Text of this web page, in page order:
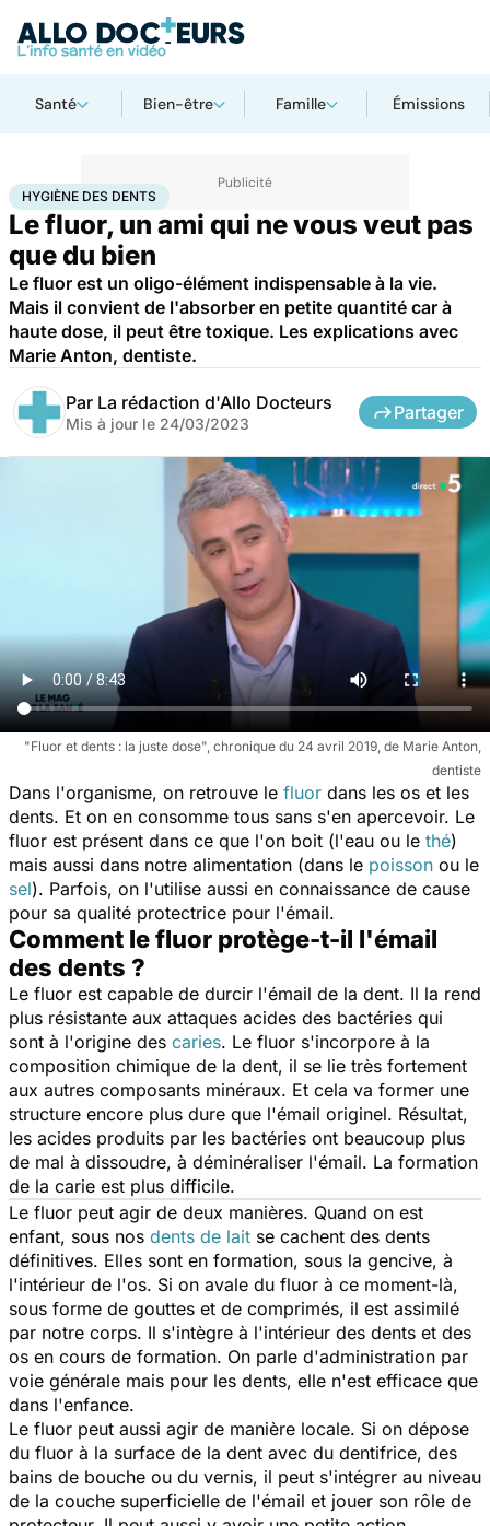
Santé Bien-être Famille Émissions
AccueilSantéMaladies Hygiène des dents
HYGIÈNE DES DENTS
Le fluor, un ami qui ne vous veut pas
que du bien
Le fluor est un oligo-élément indispensable à la vie.
Mais il convient de l'absorber en petite quantité car à
haute dose, il peut être toxique. Les explications avec
Marie Anton, dentiste.
Par La rédaction d'Allo Docteurs
Mis à jour le 24/03/2023
Partager
"Fluor et dents : la juste dose", chronique du 24 avril 2019, de Marie Anton,
dentiste
Dans l'organisme, on retrouve le fluor dans les os et les
dents. Et on en consomme tous sans s'en apercevoir. Le
fluor est présent dans ce que l'on boit (l'eau ou le thé)
mais aussi dans notre alimentation (dans le poisson ou le
sel). Parfois, on l'utilise aussi en connaissance de cause
pour sa qualité protectrice pour l'émail.
Comment le fluor protège-t-il l'émail
des dents ?
Le fluor est capable de durcir l'émail de la dent. Il la rend
plus résistante aux attaques acides des bactéries qui
sont à l'origine des caries. Le fluor s'incorpore à la
composition chimique de la dent, il se lie très fortement
aux autres composants minéraux. Et cela va former une
structure encore plus dure que l'émail originel. Résultat,
les acides produits par les bactéries ont beaucoup plus
de mal à dissoudre, à déminéraliser l'émail. La formation
de la carie est plus difficile.
Le fluor peut agir de deux manières. Quand on est
enfant, sous nos dents de lait se cachent des dents
définitives. Elles sont en formation, sous la gencive, à
l'intérieur de l'os. Si on avale du fluor à ce moment-là,
sous forme de gouttes et de comprimés, il est assimilé
par notre corps. Il s'intègre à l'intérieur des dents et des
os en cours de formation. On parle d'administration par
voie générale mais pour les dents, elle n'est efficace que
dans l'enfance.
Le fluor peut aussi agir de manière locale. Si on dépose
du fluor à la surface de la dent avec du dentifrice, des
bains de bouche ou du vernis, il peut s'intégrer au niveau
de la couche superficielle de l'émail et jouer son rôle de